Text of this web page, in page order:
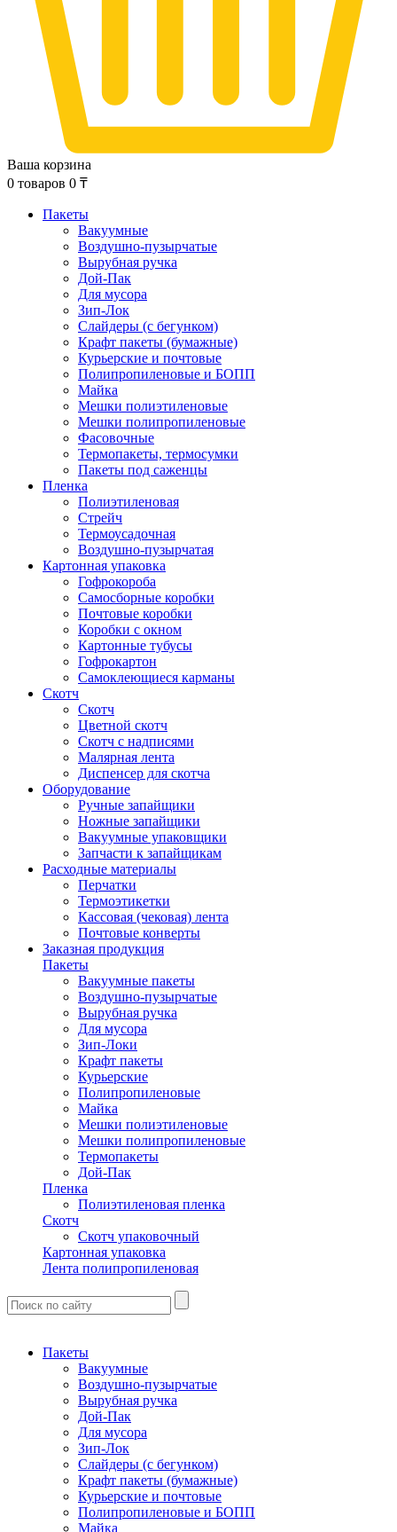
Ваша корзина
0 товаров 0 ₸
Пакеты
Вакуумные
Воздушно-пузырчатые
Вырубная ручка
Дой-Пак
Для мусора
Зип-Лок
Слайдеры (с бегунком)
Крафт пакеты (бумажные)
Курьерские и почтовые
Полипропиленовые и БОПП
Майка
Мешки полиэтиленовые
Мешки полипропиленовые
Фасовочные
Термопакеты, термосумки
Пакеты под саженцы
Пленка
Полиэтиленовая
Стрейч
Термоусадочная
Воздушно-пузырчатая
Картонная упаковка
Гофрокороба
Самосборные коробки
Почтовые коробки
Коробки с окном
Картонные тубусы
Гофрокартон
Самоклеющиеся карманы
Скотч
Скотч
Цветной скотч
Скотч с надписями
Малярная лента
Диспенсер для скотча
Оборудование
Ручные запайщики
Ножные запайщики
Вакуумные упаковщики
Запчасти к запайщикам
Расходные материалы
Перчатки
Термоэтикетки
Кассовая (чековая) лента
Почтовые конверты
Заказная продукция
Пакеты
Вакуумные пакеты
Воздушно-пузырчатые
Вырубная ручка
Для мусора
Зип-Локи
Крафт пакеты
Курьерские
Полипропиленовые
Майка
Мешки полиэтиленовые
Мешки полипропиленовые
Термопакеты
Дой-Пак
Пленка
Полиэтиленовая пленка
Скотч
Скотч упаковочный
Картонная упаковка
Лента полипропиленовая
Пакеты
Вакуумные
Воздушно-пузырчатые
Вырубная ручка
Дой-Пак
Для мусора
Зип-Лок
Слайдеры (с бегунком)
Крафт пакеты (бумажные)
Курьерские и почтовые
Полипропиленовые и БОПП
Майка